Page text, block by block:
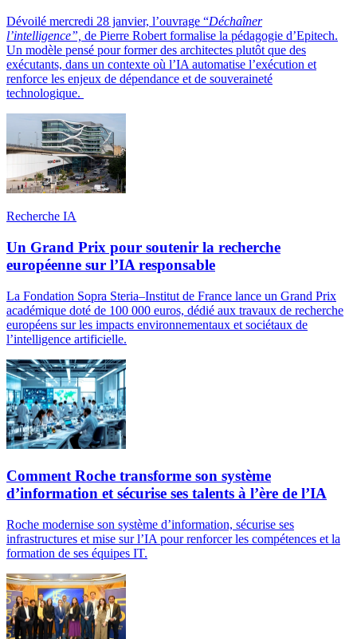
Dévoilé mercredi 28 janvier, l’ouvrage “Déchaîner
l’intelligence”, de Pierre Robert formalise la pédagogie d’Epitech.
Un modèle pensé pour former des architectes plutôt que des
exécutants, dans un contexte où l’IA automatise l’exécution et
renforce les enjeux de dépendance et de souveraineté
technologique.
Recherche IA
Un Grand Prix pour soutenir la recherche
européenne sur l’IA responsable
La Fondation Sopra Steria–Institut de France lance un Grand Prix
académique doté de 100 000 euros, dédié aux travaux de recherche
européens sur les impacts environnementaux et sociétaux de
l’intelligence artificielle.
Comment Roche transforme son système
d’information et sécurise ses talents à l’ère de l’IA
Roche modernise son système d’information, sécurise ses
infrastructures et mise sur l’IA pour renforcer les compétences et la
formation de ses équipes IT.